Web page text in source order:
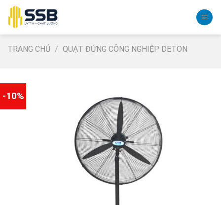
Skip
content
TRANG CHỦ / QUẠT ĐỨNG CÔNG NGHIỆP DETON
-10%